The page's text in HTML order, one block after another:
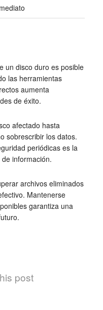
un disco duro es posible
las herramientas
aumenta
de éxito.
afectado hasta
sobrescribir los datos.
periódicas es la
información.
archivos eliminados
Mantenerse
garantiza una
post